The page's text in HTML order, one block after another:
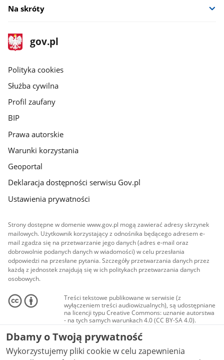
Na skróty
stopka
gov.pl
Strona
gov.pl
gov.pl
Polityka cookies
Służba cywilna
Profil zaufany
BIP
Prawa autorskie
Warunki korzystania
Geoportal
Deklaracja dostępności serwisu Gov.pl
Ustawienia prywatności
Strony dostępne w domenie www.gov.pl mogą zawierać adresy skrzynek
mailowych. Użytkownik korzystający z odnośnika będącego adresem e-
mail zgadza się na przetwarzanie jego danych (adres e-mail oraz
dobrowolnie podanych danych w wiadomości) w celu przesłania
odpowiedzi na przesłane pytania. Szczegóły przetwarzania danych przez
każdą z jednostek znajdują się w ich politykach przetwarzania danych
osobowych.
Treści tekstowe publikowane w serwisie (z
wyłączeniem treści audiowizualnych), są udostępniane
na licencji typu Creative Commons: uznanie autorstwa
- na tych samych warunkach 4.0 (CC BY-SA 4.0).
Materiały audiowizualne, w tym zdjęcia, materiały
audio i wideo, są udostępniane na licencji typu
Creative Commons: uznanie autorstwa użycie
niekomercyjne - bez utworów zależnych 4.0 (CC BY-
NC-ND 4.0), o ile nie jest to stwierdzone inaczej.
Dbamy o Twoją prywatność
Wykorzystujemy pliki cookie w celu zapewnienia